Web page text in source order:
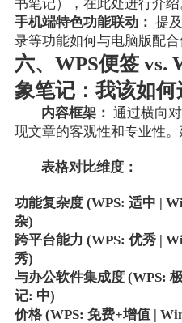
书笔记），在此处进行介绍
手机端特色功能联动： 提
录等功能如何与电脑版配合
六、WPS便签 vs.
象笔记：我该如何
内容框架： 通过横向
现文章的客观性和专业性。
表格对比维度：
功能复杂度 (WPS: 适中 |
杂)
跨平台能力 (WPS: 优秀 |
秀)
与办公软件集成度 (WPS:
记: 中)
价格 (WPS: 免费+增值 |